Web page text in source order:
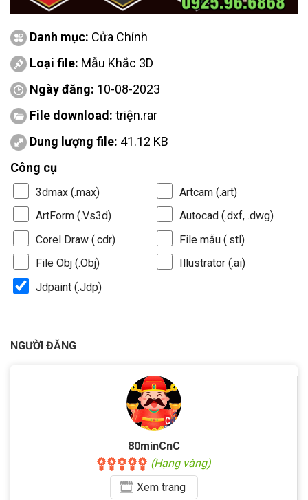
Danh mục: Cửa Chính
Loại file: Mẫu Khắc 3D
Ngày đăng: 10-08-2023
File download: triện.rar
Dung lượng file: 41.12 KB
Công cụ
3dmax (.max)
Artcam (.art)
ArtForm (.Vs3d)
Autocad (.dxf, .dwg)
Corel Draw (.cdr)
File mẫu (.stl)
File Obj (.Obj)
Illustrator (.ai)
Jdpaint (.Jdp)
NGƯỜI ĐĂNG
80minCnC
(Hạng vàng)
Xemtrang